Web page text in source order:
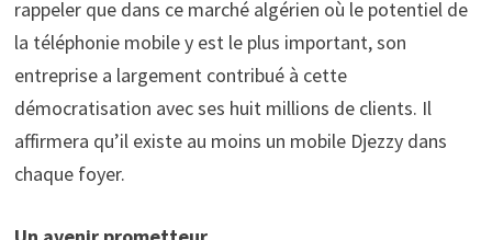
rappeler que dans ce marché algérien où le potentiel de
la téléphonie mobile y est le plus important, son
entreprise a largement contribué à cette
démocratisation avec ses huit millions de clients. Il
affirmera qu’il existe au moins un mobile Djezzy dans
chaque foyer.